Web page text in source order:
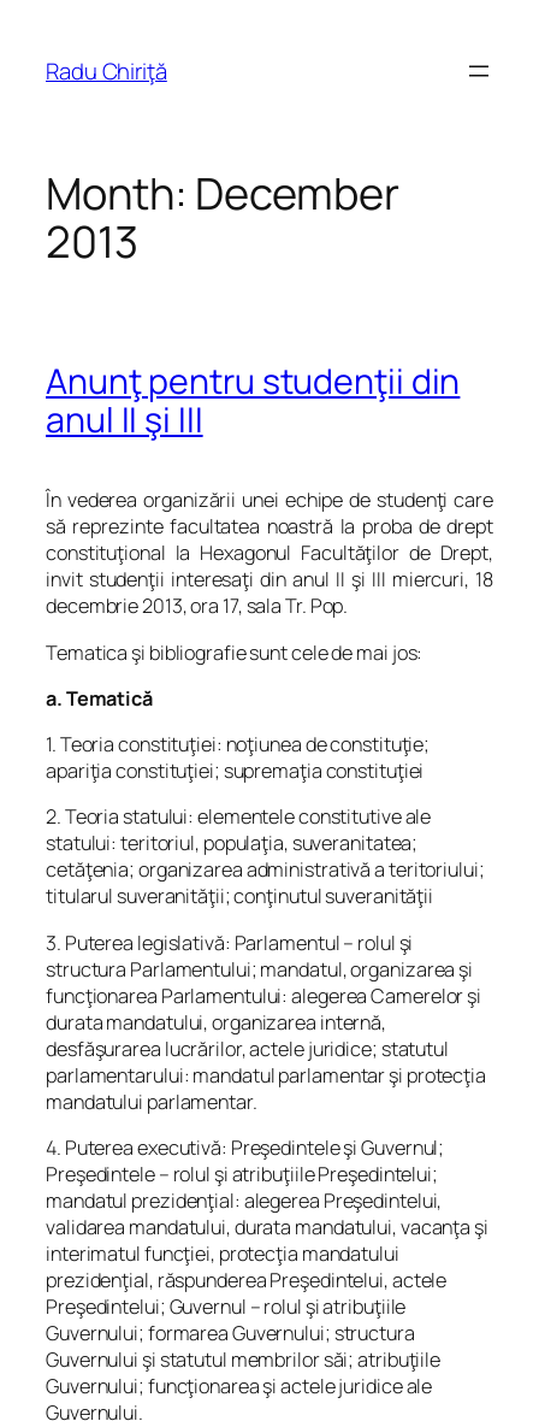
content
Radu Chiriţă
Month: December
2013
Anunţ pentru studenţii din
anul II şi III
În vederea organizării unei echipe de studenţi care
să reprezinte facultatea noastră la proba de drept
constituţional la Hexagonul Facultăţilor de Drept,
invit studenţii interesaţi din anul II şi III miercuri, 18
decembrie 2013, ora 17, sala Tr. Pop.
Tematica şi bibliografie sunt cele de mai jos:
a. Tematică
1. Teoria constituţiei: noţiunea de constituţie;
apariţia constituţiei; supremaţia constituţiei
2. Teoria statului: elementele constitutive ale
statului: teritoriul, populaţia, suveranitatea;
cetăţenia; organizarea administrativă a teritoriului;
titularul suveranităţii; conţinutul suveranităţii
3. Puterea legislativă: Parlamentul – rolul şi
structura Parlamentului; mandatul, organizarea şi
funcţionarea Parlamentului: alegerea Camerelor şi
durata mandatului, organizarea internă,
desfăşurarea lucrărilor, actele juridice; statutul
parlamentarului: mandatul parlamentar şi protecţia
mandatului parlamentar.
4. Puterea executivă: Preşedintele şi Guvernul;
Preşedintele – rolul şi atribuţiile Preşedintelui;
mandatul prezidenţial: alegerea Preşedintelui,
validarea mandatului, durata mandatului, vacanţa şi
interimatul funcţiei, protecţia mandatului
prezidenţial, răspunderea Preşedintelui, actele
Preşedintelui; Guvernul – rolul şi atribuţiile
Guvernului; formarea Guvernului; structura
Guvernului şi statutul membrilor săi; atribuţiile
Guvernului; funcţionarea şi actele juridice ale
Guvernului.